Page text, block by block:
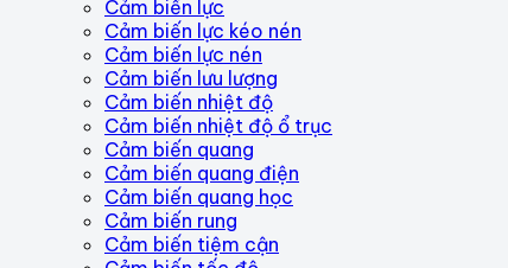
Cảm biến lực
Cảm biến lực kéo nén
Cảm biến lực nén
Cảm biến lưu lượng
Cảm biến nhiệt độ
Cảm biến nhiệt độ ổ trục
Cảm biến quang
Cảm biến quang điện
Cảm biến quang học
Cảm biến rung
Cảm biến tiệm cận